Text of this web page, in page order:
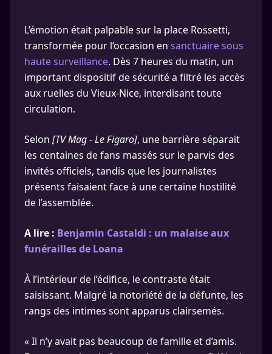
L’émotion était palpable sur la place Rossetti,
transformée pour l’occasion en sanctuaire sous
haute surveillance. Dès 7 heures du matin, un
important dispositif de sécurité a filtré les accès
aux ruelles du Vieux-Nice, interdisant toute
circulation.
Selon [TV Mag - Le Figaro], une barrière séparait
les centaines de fans massés sur le parvis des
invités officiels, tandis que les journalistes
présents faisaient face à une certaine hostilité
de l’assemblée.
A lire : Benjamin Castaldi : un malaise aux
funérailles de Loana
À l’intérieur de l’édifice, le contraste était
saisissant. Malgré la notoriété de la défunte, les
rangs des intimes sont apparus clairsemés.
« Il n’y avait pas beaucoup de famille et d’amis.